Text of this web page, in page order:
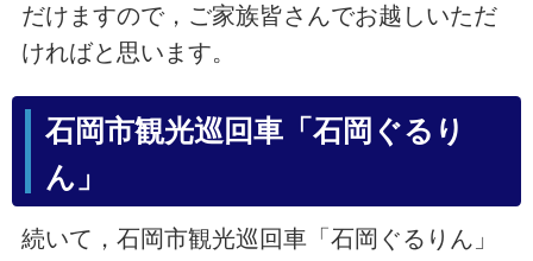
だけますので，ご家族皆さんでお越しいただ
ければと思います。
石岡市観光巡回車「石岡ぐるり
ん」
続いて，石岡市観光巡回車「石岡ぐるりん」